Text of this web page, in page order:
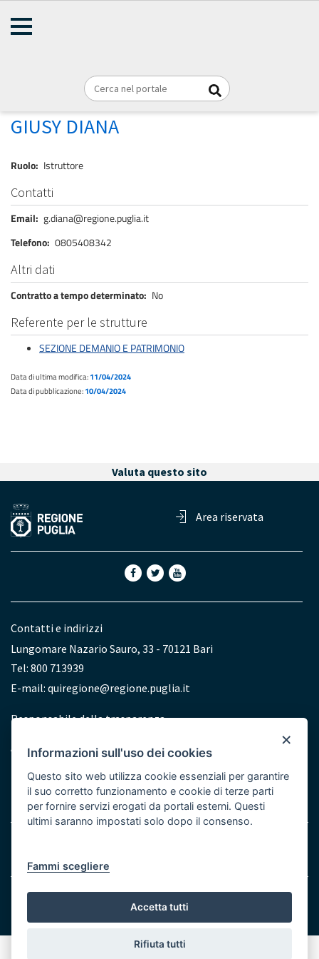
Briciole
Home
DIANA GIUSY
GIUSY DIANA
Ruolo Istruttore
Contatti
Email g.diana@regione.puglia.it
Telefono 0805408342
Altri dati
Contratto a tempo determinato No
Referente per le strutture
SEZIONE DEMANIO E PATRIMONIO
Data di ultima modifica:11/04/2024
Data di pubblicazione:10/04/2024
Valuta questo sito
Area riservata
Contatti e indirizzi
Lungomare Nazario Sauro, 33 - 70121 Bari
Tel: 800 713939
E-mail: quiregione@regione.puglia.it
Redazione
Responsabile della trasparenza
Accessibilità
Bottom
© Regione Puglia
×
Informazioni sull'uso dei cookies
Questo sito web utilizza cookie essenziali per garantire
il suo corretto funzionamento e cookie di terze parti
per fornire servizi erogati da portali esterni. Questi
ultimi saranno impostati solo dopo il consenso.
Fammi scegliere
Accetta tutti
Rifiuta tutti